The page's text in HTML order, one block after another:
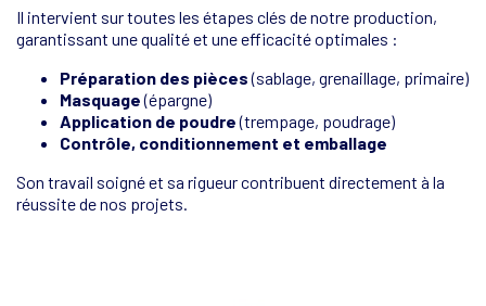
Il intervient sur toutes les étapes clés de notre production,
garantissant une qualité et une efficacité optimales :
Préparation des pièces(sablage, grenaillage, primaire)
Masquage(épargne)
Application de poudre(trempage, poudrage)
Contrôle, conditionnement et emballage
Son travail soigné et sa rigueur contribuent directement à la
réussite de nos projets.